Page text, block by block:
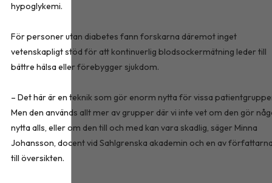
hypoglykemi.
För personer utan diabetes fann forskarna däremot inget
vetenskapligt stöd för att kontinuerlig blodsockermätning leder till
bättre hälsa eller förebygger sjukdom.
– Det här är en teknik som gör enorm nytta för vissa
Men den används allt mer av grupper där vi inte vet om den gör
nytta alls, eller om den till och med kan vara skadlig, säger Minna
Johansson, docent vid Sahlgrenska akademin och en av
till översikten.